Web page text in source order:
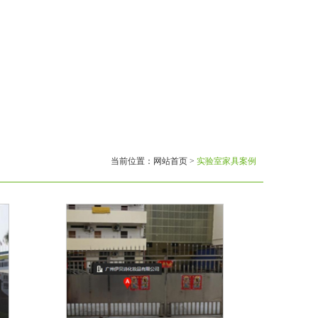
当前位置： 网站首页 > 实验室家具案例